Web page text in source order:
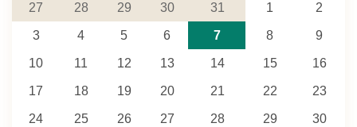
27 28 29 30 31 1 2
3 4 5 6 7 8 9
10 11 12 13 14 15 16
17 18 19 20 21 22 23
24 25 26 27 28 29 30